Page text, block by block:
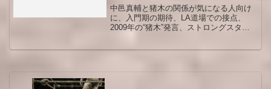
中邑真輔と猪木の関係が気になる人向け
に、入門期の期待、LA道場での接点、
2009年の“猪木”発言、ストロングスタイ